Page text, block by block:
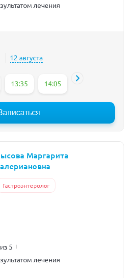
лечения
12 августа
13:35 14:05 14:35
Маргарита
Гастроэнтеролог
5
лечения